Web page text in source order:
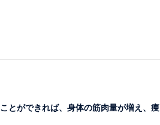
とができれば、身体の筋肉量が増え、痩